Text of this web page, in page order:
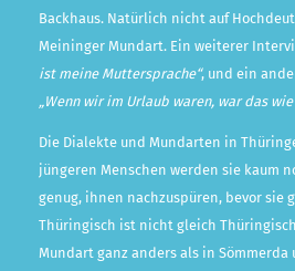
Backhaus. Natürlich nicht auf
Meininger Mundart. Ein weiterer
ist meine Muttersprache“, und ein
„Wenn wir im Urlaub waren, war das
Die Dialekte und Mundarten in
jüngeren Menschen werden sie kaum
genug, ihnen nachzuspüren, bevor sie
Thüringisch ist nicht gleich
Mundart ganz anders als in Sömmerda